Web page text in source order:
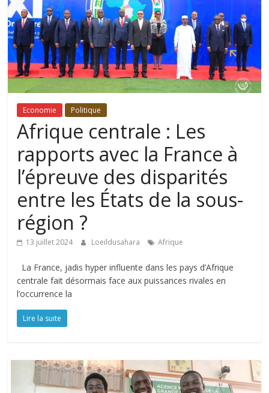
Economie Politique
Afrique centrale : Les
rapports avec la France à
l’épreuve des disparités
entre les États de la sous-
région ?
13 juillet 2024 Loeildusahara Afrique
La France, jadis hyper influente dans les pays d’Afrique
centrale fait désormais face aux puissances rivales en
l’occurrence la
Lire la suite